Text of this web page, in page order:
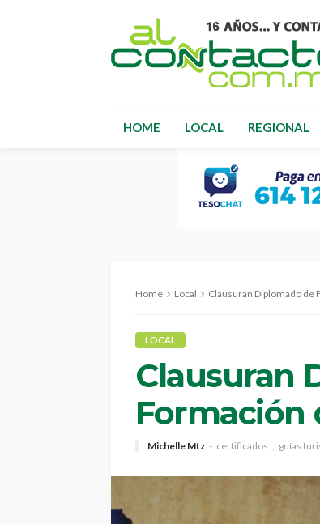
HOME LOCAL REGIONAL
Home Local Clausuran Diplomado de
LOCAL
Clausuran
Formación
Michelle Mtz certificados guías